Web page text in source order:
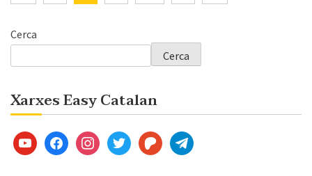
les
entrades
Cerca
Cerca
Xarxes Easy Catalan
youtubefacebookinstagramtwitterpatreontelegram